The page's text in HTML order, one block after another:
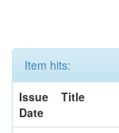
Item hits:
Issue
Date
Title